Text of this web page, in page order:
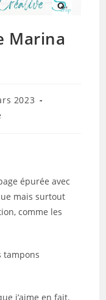
Marina
2023
épurée avec
mais surtout
comme les
tampons
j’aime en fait.